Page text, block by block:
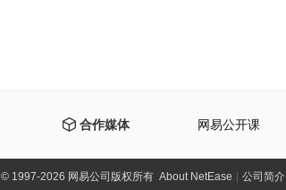
合作媒体 网易公开课
©1997-2026 网易公司版权所有 About NetEase 公司简介